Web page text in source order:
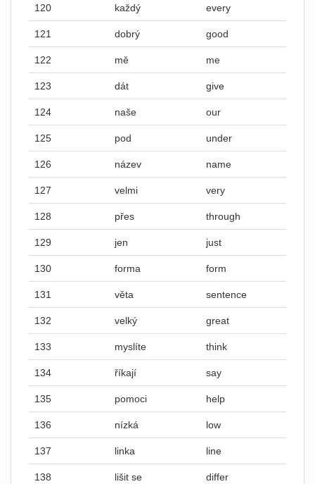
120 každý every
121 dobrý good
122 mě me
123 dát give
124 naše our
125 pod under
126 název name
127 velmi very
128 přes through
129 jen just
130 forma form
131 věta sentence
132 velký great
133 myslíte think
134 říkají say
135 pomoci help
136 nízká low
137 linka line
138 lišit se differ